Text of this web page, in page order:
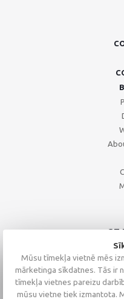
Mūsu tīmekļa vietnē mēs
mārketinga sīkdatnes. Tās ir
tīmekļa vietnes pareizu
mūsu vietne tiek izmantota.